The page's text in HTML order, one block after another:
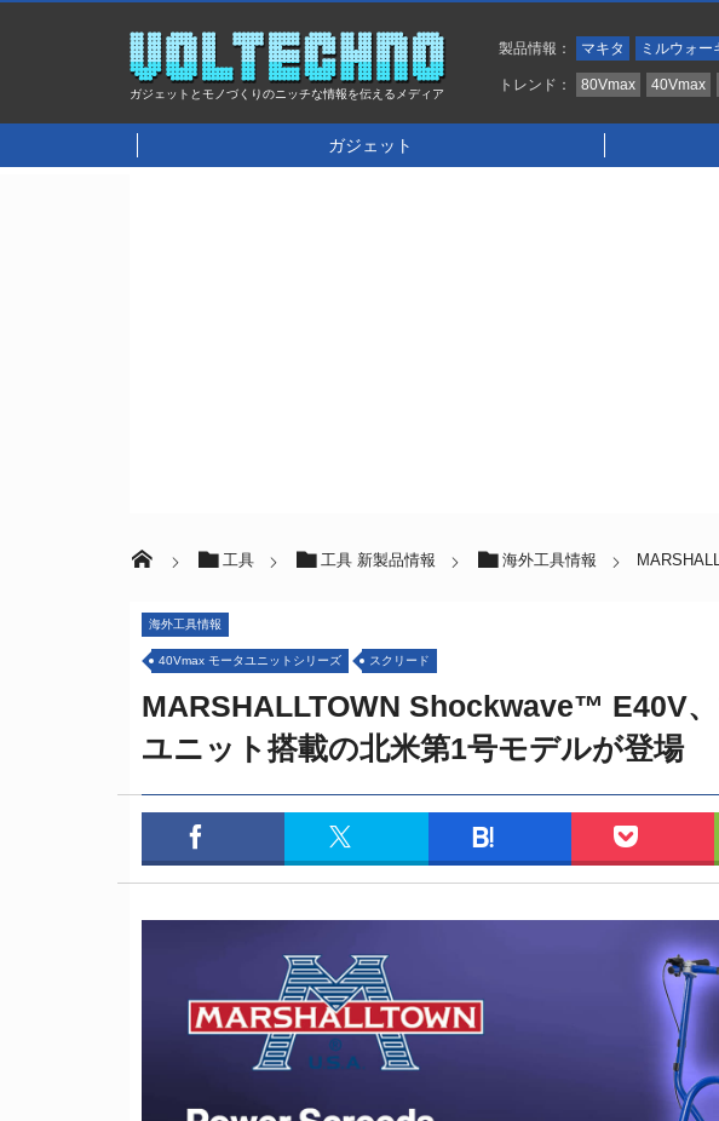
ガジェットとモノづくりのニッチな情報を伝えるメディア
製品情報： マキタ ミルウォー
トレンド： 80Vmax 40Vmax
ガジェット
工具 工具 新製品情報 海外工具情報
海外工具情報
40Vmax モータユニットシリーズ スクリード
MARSHALLTOWN Shockwave™ E40V
ユニット搭載の北米第1号モデルが登場